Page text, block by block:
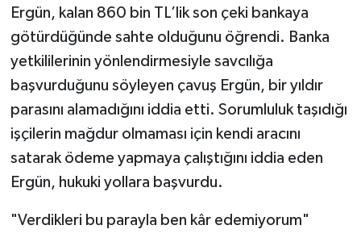
Ergün, kalan 860 bin TL’lik son çeki bankaya
götürdüğünde sahte olduğunu öğrendi. Banka
yetkililerinin yönlendirmesiyle savcılığa
başvurduğunu söyleyen çavuş Ergün, bir yıldır
parasını alamadığını iddia etti. Sorumluluk taşıdığı
işçilerin mağdur olmaması için kendi aracını
satarak ödeme yapmaya çalıştığını iddia eden
Ergün, hukuki yollara başvurdu.
"Verdikleri bu parayla ben kâr edemiyorum"